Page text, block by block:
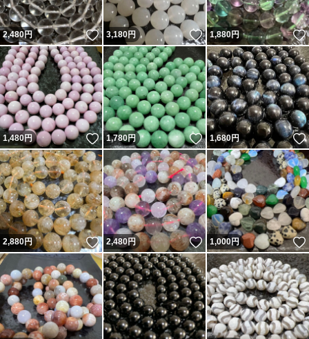
2,480円 いいね！
3,180円 いいね！
1,880円
1,480円 いいね！
1,780円 いいね！
1,680円
2,880円 いいね！
2,480円 いいね！
1,000円